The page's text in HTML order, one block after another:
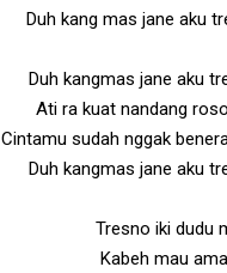
Duh kang mas jane aku
Duh kangmas jane aku
Ati ra kuat nandang
Cintamu sudah nggak
Duh kangmas jane aku
Tresno iki dudu
Kabeh mau